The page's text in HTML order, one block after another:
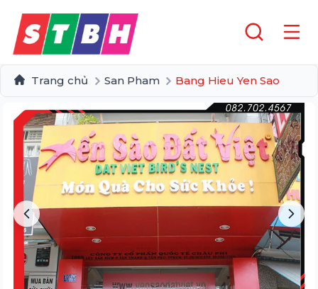
Trang chủ San Pham Bang Hieu Yen Sao